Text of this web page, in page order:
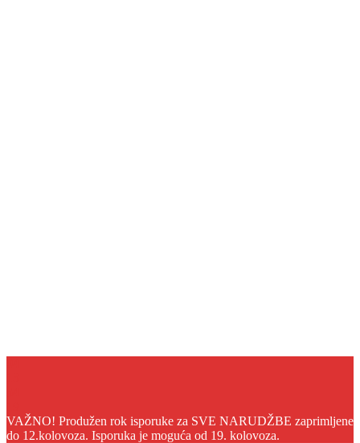
VAŽNO! Produžen rok isporuke za SVE NARUDŽBE zaprimljene
do 12.kolovoza. Isporuka je moguća od 19. kolovoza.